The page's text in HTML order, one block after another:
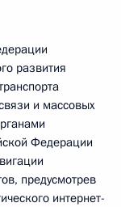
развития
и массовых
Федерации
предусмотрев
интернет-